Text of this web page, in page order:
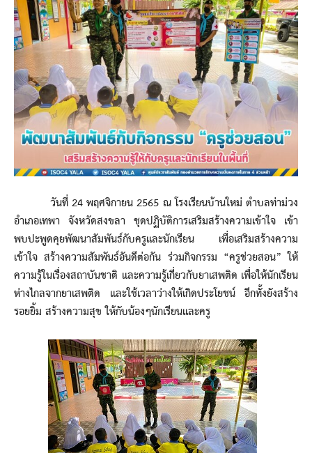
วันที่ 24 พฤศจิกายน 2565 ณ โรงเรียนบ้านใหม่ ตำบลท่าม่วง
อำเภอเทพา จังหวัดสงขลา ชุดปฏิบัติการเสริมสร้างความเข้าใจ เข้า
พบปะพูดคุยพัฒนาสัมพันธ์กับครูและนักเรียน เพื่อเสริมสร้างความ
เข้าใจ สร้างความสัมพันธ์อันดีต่อกัน ร่วมกิจกรรม “ครูช่วยสอน” ให้
ความรู้ในเรื่องสถาบันชาติ และความรู้เกี่ยวกับยาเสพติด เพื่อให้นักเรียน
ห่างไกลจากยาเสพติด และใช้เวลาว่างให้เกิดประโยชน์ อีกทั้งยังสร้าง
รอยยิ้ม สร้างความสุข ให้กับน้องๆนักเรียนและครู